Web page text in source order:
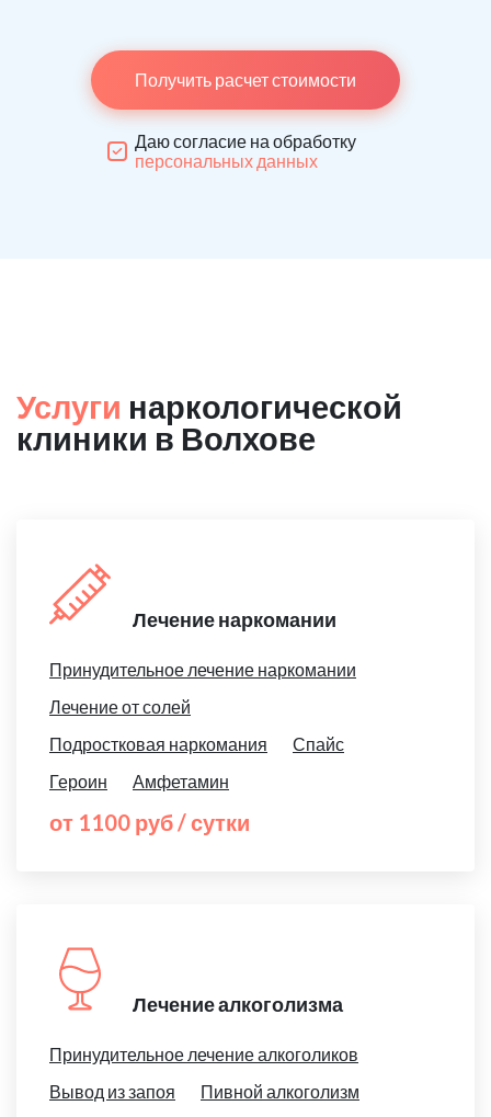
Получить расчет стоимости
Даю согласие на обработку
персональных данных
Услуги наркологической
клиники в Волхове
Лечение наркомании
Принудительное лечение наркомании
Лечение от солей
Подростковая наркомания
Спайс
Героин
Амфетамин
от 1100 руб / сутки
Лечение алкоголизма
Принудительное лечение алкоголиков
Вывод из запоя
Пивной алкоголизм